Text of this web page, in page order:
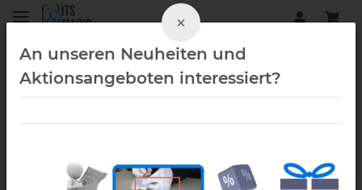
Street-Magic (Downloads)
×
An unseren Neuheiten und
Aktionsangeboten interessiert?